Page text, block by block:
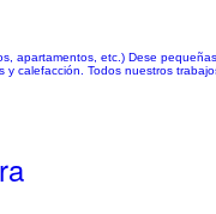
apartamentos, etc.) Dese
calefacción. Todos nuestros